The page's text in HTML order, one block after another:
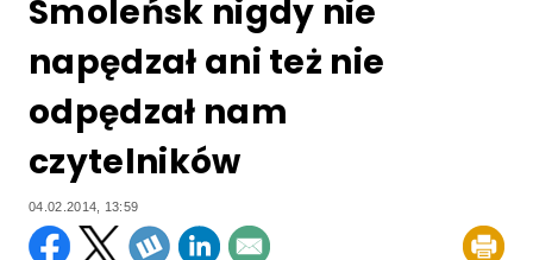
Smoleńsk nigdy nie
napędzał ani też nie
odpędzał nam
czytelników
04.02.2014, 13:59